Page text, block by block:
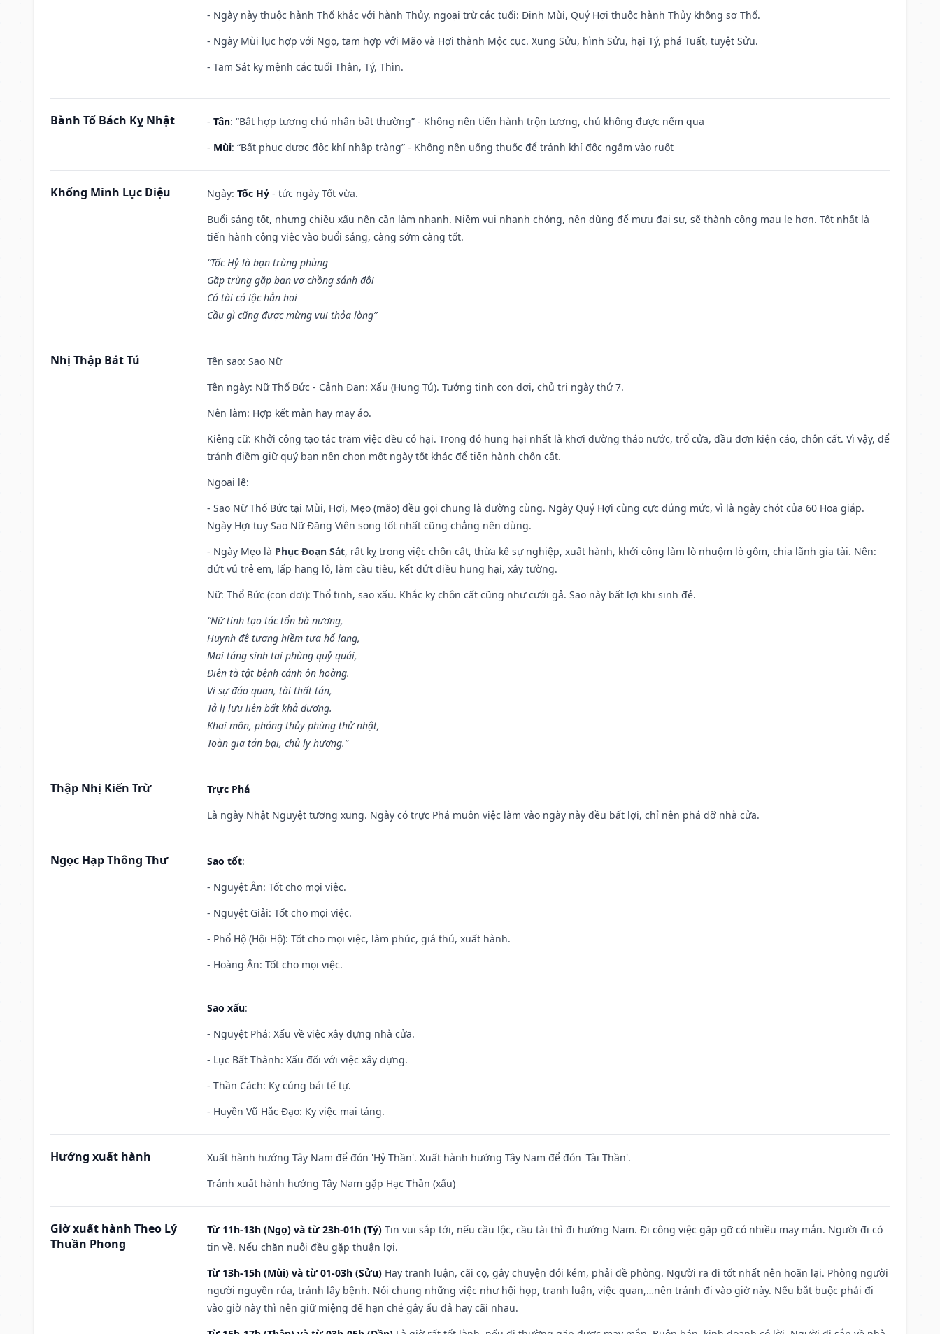
- Ngày này thuộc hành Thổ khắc với hành Thủy, ngoại trừ các tuổi: Đinh Mùi, Quý Hợi thuộc hành Thủy không sợ Thổ.
- Ngày Mùi lục hợp với Ngọ, tam hợp với Mão và Hợi thành Mộc cục. Xung Sửu, hình Sửu, hại Tý, phá Tuất, tuyệt Sửu.
- Tam Sát kỵ mệnh các tuổi Thân, Tý, Thìn.
Bành Tổ Bách Kỵ Nhật - Tân: “Bất hợp tương chủ nhân bất thường” - Không nên tiến hành trộn tương, chủ không được nếm qua
- Mùi: “Bất phục dược độc khí nhập tràng” - Không nên uống thuốc để tránh khí độc ngấm vào ruột
Khổng Minh Lục Diệu Ngày: Tốc Hỷ - tức ngày Tốt vừa.
Buổi sáng tốt, nhưng chiều xấu nên cần làm nhanh. Niềm vui nhanh chóng, nên dùng để mưu đại sự, sẽ thành công mau lẹ hơn. Tốt nhất là
tiến hành công việc vào buổi sáng, càng sớm càng tốt.
“Tốc Hỷ là bạn trùng phùng
Gặp trùng gặp bạn vợ chồng sánh đôi
Có tài có lộc hẳn hoi
Cầu gì cũng được mừng vui thỏa lòng”
Nhị Thập Bát Tú Tên sao: Sao Nữ
Tên ngày: Nữ Thổ Bức - Cảnh Đan: Xấu (Hung Tú). Tướng tinh con dơi, chủ trị ngày thứ 7.
Nên làm: Hợp kết màn hay may áo.
Kiêng cữ: Khởi công tạo tác trăm việc đều có hại. Trong đó hung hại nhất là khơi đường tháo nước, trổ cửa, đầu đơn kiện cáo, chôn cất. Vì vậy, để
tránh điềm giữ quý bạn nên chọn một ngày tốt khác để tiến hành chôn cất.
Ngoại lệ:
- Sao Nữ Thổ Bức tại Mùi, Hợi, Mẹo (mão) đều gọi chung là đường cùng. Ngày Quý Hợi cùng cực đúng mức, vì là ngày chót của 60 Hoa giáp.
Ngày Hợi tuy Sao Nữ Đăng Viên song tốt nhất cũng chẳng nên dùng.
- Ngày Mẹo là Phục Đoạn Sát, rất kỵ trong việc chôn cất, thừa kế sự nghiệp, xuất hành, khởi công làm lò nhuộm lò gốm, chia lãnh gia tài. Nên:
dứt vú trẻ em, lấp hang lỗ, làm cầu tiêu, kết dứt điều hung hại, xây tường.
Nữ: Thổ Bức (con dơi): Thổ tinh, sao xấu. Khắc kỵ chôn cất cũng như cưới gả. Sao này bất lợi khi sinh đẻ.
“Nữ tinh tạo tác tổn bà nương,
Huynh đệ tương hiềm tựa hổ lang,
Mai táng sinh tai phùng quỷ quái,
Điên tà tật bệnh cánh ôn hoàng.
Vi sự đáo quan, tài thất tán,
Tả lị lưu liên bất khả đương.
Khai môn, phóng thủy phùng thử nhật,
Toàn gia tán bại, chủ ly hương.”
Thập Nhị Kiến Trừ
Trực Phá
Là ngày Nhật Nguyệt tương xung. Ngày có trực Phá muôn việc làm vào ngày này đều bất lợi, chỉ nên phá dỡ nhà cửa.
Ngọc Hạp Thông Thư Sao tốt:
- Nguyệt Ân: Tốt cho mọi việc.
- Nguyệt Giải: Tốt cho mọi việc.
- Phổ Hộ (Hội Hộ): Tốt cho mọi việc, làm phúc, giá thú, xuất hành.
- Hoàng Ân: Tốt cho mọi việc.
Sao xấu:
- Nguyệt Phá: Xấu về việc xây dựng nhà cửa.
- Lục Bất Thành: Xấu đối với việc xây dựng.
- Thần Cách: Kỵ cúng bái tế tự.
- Huyền Vũ Hắc Đạo: Kỵ việc mai táng.
Hướng xuất hành
Xuất hành hướng Tây Nam để đón 'Hỷ Thần'. Xuất hành hướng Tây Nam để đón 'Tài Thần'.
Tránh xuất hành hướng Tây Nam gặp Hạc Thần (xấu)
Giờ xuất hành Theo Lý
Thuần Phong
Từ 11h-13h (Ngọ) và từ 23h-01h (Tý) Tin vui sắp tới, nếu cầu lộc, cầu tài thì đi hướng Nam. Đi công việc gặp gỡ có nhiều may mắn. Người đi có
tin về. Nếu chăn nuôi đều gặp thuận lợi.
Từ 13h-15h (Mùi) và từ 01-03h (Sửu) Hay tranh luận, cãi cọ, gây chuyện đói kém, phải đề phòng. Người ra đi tốt nhất nên hoãn lại. Phòng người
người nguyền rủa, tránh lây bệnh. Nói chung những việc như hội họp, tranh luận, việc quan,…nên tránh đi vào giờ này. Nếu bắt buộc phải đi
vào giờ này thì nên giữ miệng để hạn ché gây ẩu đả hay cãi nhau.